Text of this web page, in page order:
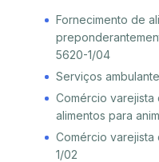
Fornecimento de
5620-1/04
Serviços
Comércio varejista
alimentos para
Comércio
1/02